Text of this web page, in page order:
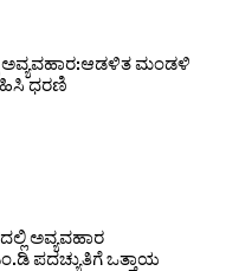
ಅವ್ಯವಹಾರ:ಆಡಳಿತ ಮಂಡಳಿ
ಧರಣಿ
ಅವ್ಯವಹಾರ
ಪದಚ್ಯುತಿಗೆ ಒತ್ತಾಯ